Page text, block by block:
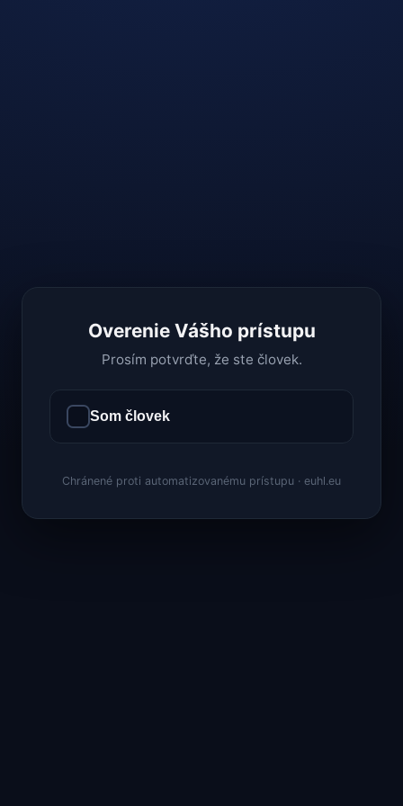
Overenie Vášho prístupu
Prosím potvrďte, že ste človek.
Som človek
Chránené proti automatizovanému prístupu · euhl.eu